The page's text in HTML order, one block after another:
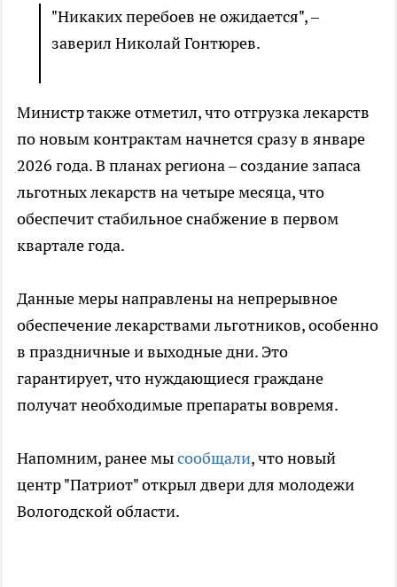
"Никаких перебоев не ожидается", –
заверил Николай Гонтюрев.
Министр также отметил, что отгрузка лекарств
по новым контрактам начнется сразу в январе
2026 года. В планах региона – создание запаса
льготных лекарств на четыре месяца, что
обеспечит стабильное снабжение в первом
квартале года.
Данные меры направлены на непрерывное
обеспечение лекарствами льготников, особенно
в праздничные и выходные дни. Это
гарантирует, что нуждающиеся граждане
получат необходимые препараты вовремя.
Напомним, ранее мысообщали, что новый
центр "Патриот" открыл двери для молодежи
Вологодской области.